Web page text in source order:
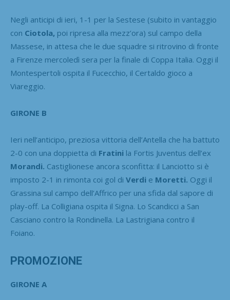
Negli anticipi di ieri, 1-1 per la Sestese (subito in vantaggio
con Ciotola, poi ripresa alla mezz’ora) sul campo della
Massese, in attesa che le due squadre si ritrovino di fronte
a Firenze mercoledì sera per la finale di Coppa Italia. Oggi il
Montespertoli ospita il Fucecchio, il Certaldo gioco a
Viareggio.
GIRONE B
Ieri nell’anticipo, preziosa vittoria dell’Antella che ha battuto
2-0 con una doppietta di Fratini la Fortis Juventus dell’ex
Morandi. Castiglionese ancora sconfitta: il Lanciotto si è
imposto 2-1 in rimonta coi gol di Verdi e Moretti. Oggi il
Grassina sul campo dell’Affrico per una sfida dal sapore di
play-off. La Colligiana ospita il Signa. Lo Scandicci a San
Casciano contro la Rondinella. La Lastrigiana contro il
Foiano.
PROMOZIONE
GIRONE A